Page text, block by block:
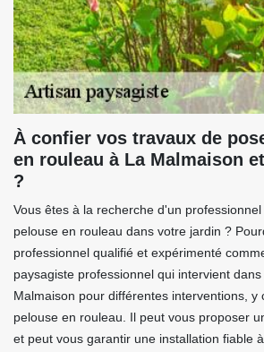
À confier vos travaux de
en rouleau à La Malmaison
?
Vous êtes à la recherche d'un
pelouse en rouleau dans votre jardin ?
professionnel qualifié et expérimenté
paysagiste professionnel qui intervient
Malmaison pour différentes interventions, y
pelouse en rouleau. Il peut vous proposer
et peut vous garantir une installation fiable